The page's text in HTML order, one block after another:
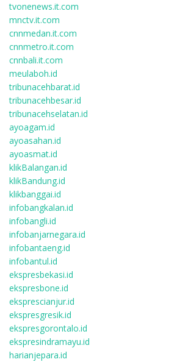
tvonenews.it.com
mnctv.it.com
cnnmedan.it.com
cnnmetro.it.com
cnnbali.it.com
meulaboh.id
tribunacehbarat.id
tribunacehbesar.id
tribunacehselatan.id
ayoagam.id
ayoasahan.id
ayoasmat.id
klikBalangan.id
klikBandung.id
klikbanggai.id
infobangkalan.id
infobangli.id
infobanjarnegara.id
infobantaeng.id
infobantul.id
ekspresbekasi.id
ekspresbone.id
eksprescianjur.id
ekspresgresik.id
ekspresgorontalo.id
ekspresindramayu.id
harianjepara.id